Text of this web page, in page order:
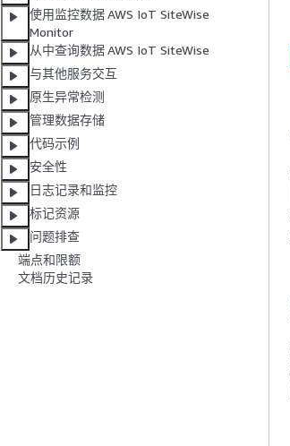
使用监控数据 AWS IoT SiteWise
Monitor
从中查询数据 AWS IoT SiteWise
与其他服务交互
原生异常检测
管理数据存储
代码示例
安全性
日志记录和监控
标记资源
问题排查
端点和限额
文档历史记录